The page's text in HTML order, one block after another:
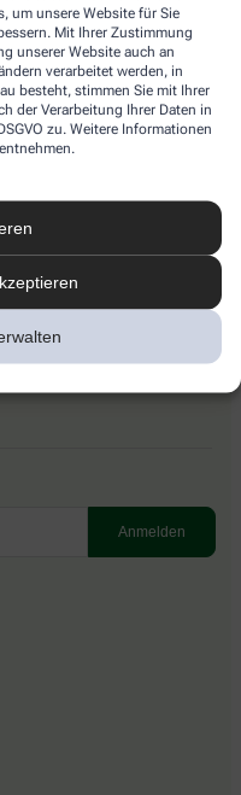
um unsere Website für Sie
Mit Ihrer Zustimmung
unserer Website auch an
verarbeitet werden, in
besteht, stimmen Sie mit Ihrer
der Verarbeitung Ihrer Daten in
zu. Weitere Informationen
entnehmen.